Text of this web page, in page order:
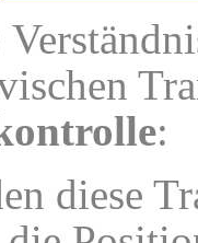
:
diese